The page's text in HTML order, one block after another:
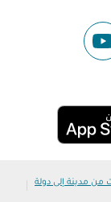
من مدينة إلى دولة |